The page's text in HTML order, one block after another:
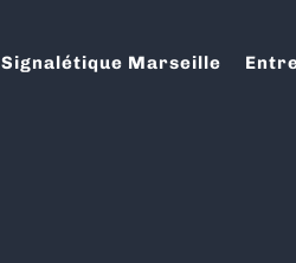
Signalétique Marseille